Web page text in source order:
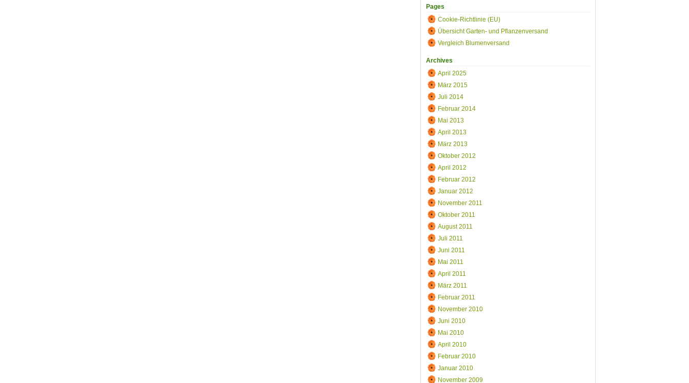
Pages
Cookie-Richtlinie (EU)
Übersicht Garten- und Pflanzenversand
Vergleich Blumenversand
Archives
April 2025
März 2015
Juli 2014
Februar 2014
Mai 2013
April 2013
März 2013
Oktober 2012
April 2012
Februar 2012
Januar 2012
November 2011
Oktober 2011
August 2011
Juli 2011
Juni 2011
Mai 2011
April 2011
März 2011
Februar 2011
November 2010
Juni 2010
Mai 2010
April 2010
Februar 2010
Januar 2010
November 2009